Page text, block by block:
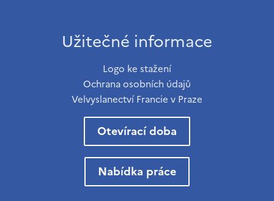
Užitečné informace
Logo ke stažení
Ochrana osobních údajů
Velvyslanectví Francie v Praze
Otevírací doba
Nabídka práce